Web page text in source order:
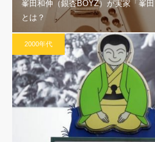
峯田和伸（銀杏BOYZ）が実家「峯
とは？
2000年代